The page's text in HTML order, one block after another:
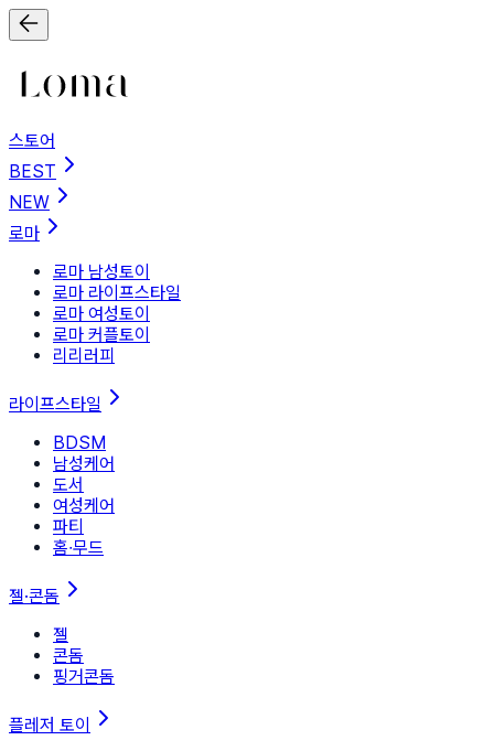
스토어
BEST
NEW
로마
로마 남성토이
로마 라이프스타일
로마 여성토이
로마 커플토이
리리러피
라이프스타일
BDSM
남성케어
도서
여성케어
파티
홈∙무드
젤·콘돔
젤
콘돔
핑거콘돔
플레저 토이